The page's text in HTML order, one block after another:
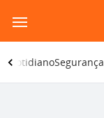
para
o
conteúdo
CotidianoSegurança